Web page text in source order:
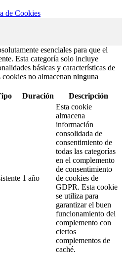
de Cookies
esenciales para que el
Esta categoría solo incluye
básicas y características de
no almacenan ninguna
Duración Descripción
1 año
Esta cookie
almacena
información
consolidada de
consentimiento de
todas las categorías
en el complemento
de consentimiento
de cookies de
GDPR. Esta cookie
se utiliza para
garantizar el buen
funcionamiento del
complemento con
ciertos
complementos de
caché.